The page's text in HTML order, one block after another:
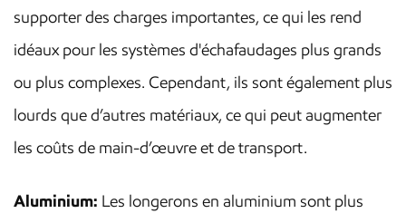
supporter des charges importantes, ce qui les rend
idéaux pour les systèmes d'échafaudages plus grands
ou plus complexes. Cependant, ils sont également plus
lourds que d’autres matériaux, ce qui peut augmenter
les coûts de main-d’œuvre et de transport.
Aluminium: Les longerons en aluminium sont plus